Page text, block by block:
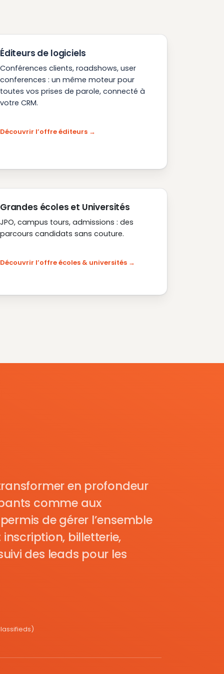
Éditeurs de logiciels
Conférences clients, roadshows, user
conferences : un même moteur pour
toutes vos prises de parole, connecté à
votre CRM.
Découvrir l’offre éditeurs
Grandes écoles et Universités
JPO, campus tours, admissions : des
parcours candidats sans couture.
Découvrir l’offre écoles & universités
en profondeur
comme aux
de gérer l’ensemble
billetterie,
des leads pour les